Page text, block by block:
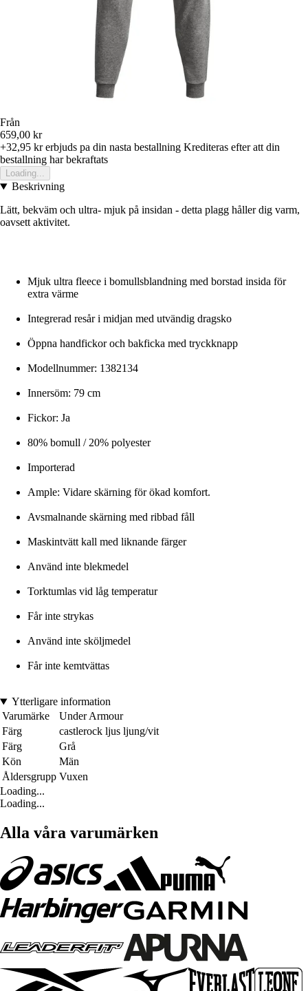
Från
659,00 kr
+32,95 krerbjuds pa din nasta bestallning Krediteras efter att din
bestallning har bekraftats
Loading...
Beskrivning
Lätt, bekväm och ultra- mjuk på insidan - detta plagg håller dig varm,
oavsett aktivitet.
Mjuk ultra fleece i bomullsblandning med borstad insida för
extra värme
Integrerad resår i midjan med utvändig dragsko
Öppna handfickor och bakficka med tryckknapp
Modellnummer: 1382134
Innersöm: 79 cm
Fickor: Ja
80% bomull / 20% polyester
Importerad
Ample: Vidare skärning för ökad komfort.
Avsmalnande skärning med ribbad fåll
Maskintvätt kall med liknande färger
Använd inte blekmedel
Torktumlas vid låg temperatur
Får inte strykas
Använd inte sköljmedel
Får inte kemtvättas
Ytterligare information
Varumärke
Under Armour
Färg
castlerock ljus ljung/vit
Färg
Grå
Kön
Män
Åldersgrupp Vuxen
Loading...
Loading...
Alla våra varumärken